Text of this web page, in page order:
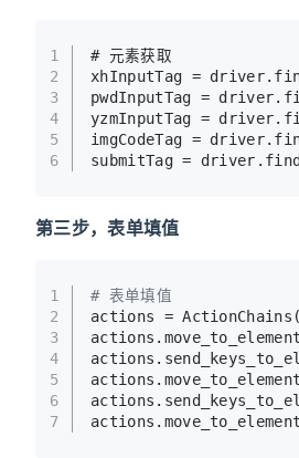
1
2
3
4
5
6
# 元素获取
xhInputTag =
pwdInputTag =
yzmInputTag =
imgCodeTag =
submitTag =
第三步，表单填值
1
2
3
4
5
6
7
# 表单填值
actions =